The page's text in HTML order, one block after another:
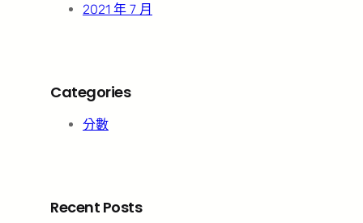
2021 年 7 月
Categories
分數
Recent Posts